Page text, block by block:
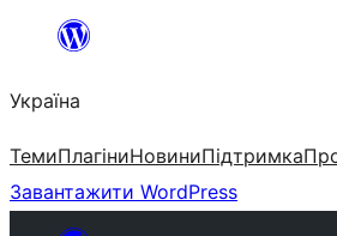
Перейти
вмісту
Україна
ТемиПлагіниНовиниПідтримка
Завантажити WordPress